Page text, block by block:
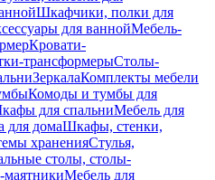
Шкафчики, полки для
для ваннойМебель-
Кровати-
трансформерыСтолы-
ЗеркалаКомплекты мебели
Комоды и тумбы для
для спальниМебель для
для домаШкафы, стенки,
храненияСтулья,
столы, столы-
маятникиМебель для